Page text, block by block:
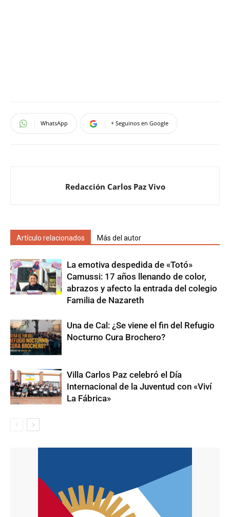
WhatsApp + Seguinos en Google
Redacción Carlos Paz Vivo
Artículo relacionados Más del autor
La emotiva despedida de «Totó»
Camussi: 17 años llenando de color,
abrazos y afecto la entrada del colegio
Familia de Nazareth
Una de Cal: ¿Se viene el fin del Refugio
Nocturno Cura Brochero?
Villa Carlos Paz celebró el Día
Internacional de la Juventud con «Viví
La Fábrica»